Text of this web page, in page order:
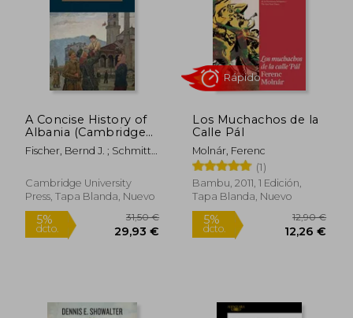
5%
dcto. 26,67 €
5%
dcto.
A Concise History of
Albania (Cambridge
Concise Histories) (en
Inglés)
Fischer, Bernd J. ; Schmitt,
Cambridge University
Press, Tapa Blanda, Nuevo
Los Muchachos de la
Calle Pál
Molnár, Ferenc
(1)
Bambu, 2011, 1 Edición,
Tapa Blanda, Nuevo
Rápido